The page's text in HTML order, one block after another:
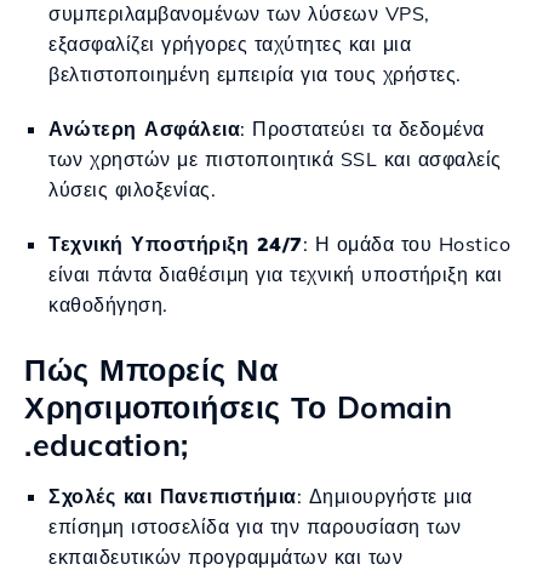
συμπεριλαμβανομένων των λύσεων VPS,
εξασφαλίζει γρήγορες ταχύτητες και μια
βελτιστοποιημένη εμπειρία για τους χρήστες.
Ανώτερη Ασφάλεια: Προστατεύει τα δεδομένα
των χρηστών με πιστοποιητικά SSL και ασφαλείς
λύσεις φιλοξενίας.
Τεχνική Υποστήριξη 24/7: Η ομάδα του Hostico
είναι πάντα διαθέσιμη για τεχνική υποστήριξη και
καθοδήγηση.
Πώς Μπορείς Να
Χρησιμοποιήσεις Το Domain
.education;
Σχολές και Πανεπιστήμια: Δημιουργήστε μια
επίσημη ιστοσελίδα για την παρουσίαση των
εκπαιδευτικών προγραμμάτων και των